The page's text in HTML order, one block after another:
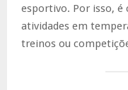
esportivo. Por isso, é
atividades em
treinos ou